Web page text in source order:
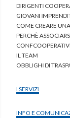
DIRIGENTI
GIOVANI
COME CREARE
PERCHÈ
IL TEAM
OBBLIGHI DI
I SERVIZI
INFO E